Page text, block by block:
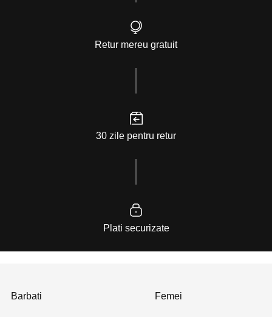
Retur mereu gratuit
30 zile pentru retur
Plati securizate
Barbati Femei